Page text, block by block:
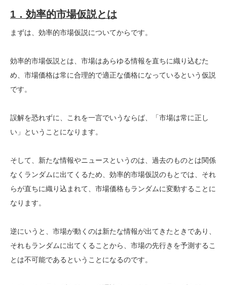
1．効率的市場仮説とは
まずは、効率的市場仮説についてからです。
効率的市場仮説とは、市場はあらゆる情報を直ちに織り込むた
め、市場価格は常に合理的で適正な価格になっているという仮説
です。
誤解を恐れずに、これを一言でいうならば、「市場は常に正し
い」ということになります。
そして、新たな情報やニュースというのは、過去のものとは関係
なくランダムに出てくるため、効率的市場仮説のもとでは、それ
らが直ちに織り込まれて、市場価格もランダムに変動することに
なります。
逆にいうと、市場が動くのは新たな情報が出てきたときであり、
それもランダムに出てくることから、市場の先行きを予測するこ
とは不可能であるということになるのです。